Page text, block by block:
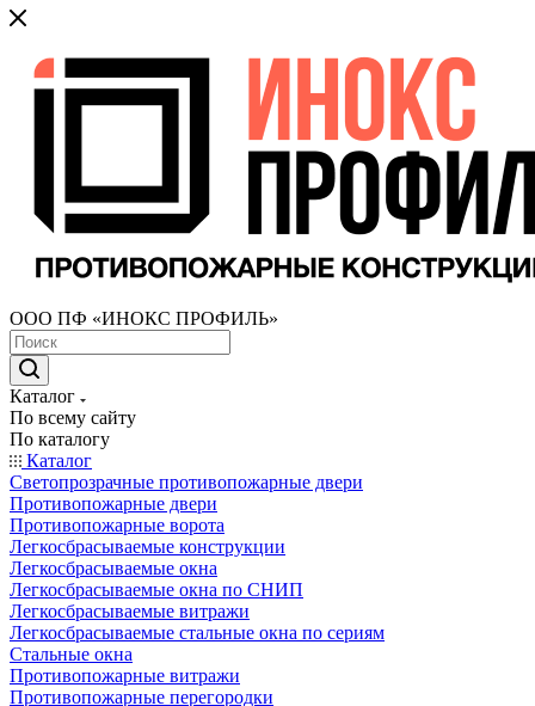
ООО ПФ «ИНОКС ПРОФИЛЬ»
Каталог
По всему сайту
По каталогу
Каталог
Светопрозрачные противопожарные двери
Противопожарные двери
Противопожарные ворота
Легкосбрасываемые конструкции
Легкосбрасываемые окна
Легкосбрасываемые окна по СНИП
Легкосбрасываемые витражи
Легкосбрасываемые стальные окна по сериям
Стальные окна
Противопожарные витражи
Противопожарные перегородки